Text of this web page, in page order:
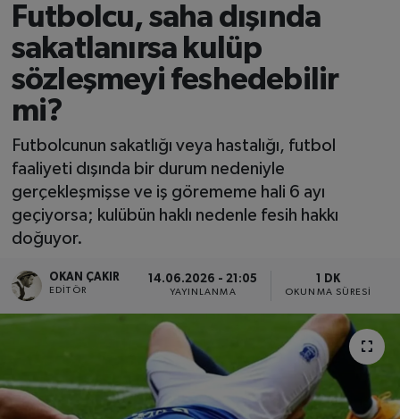
Futbolcu, saha dışında
sakatlanırsa kulüp
sözleşmeyi feshedebilir
mi?
Futbolcunun sakatlığı veya hastalığı, futbol
faaliyeti dışında bir durum nedeniyle
gerçekleşmişse ve iş görememe hali 6 ayı
geçiyorsa; kulübün haklı nedenle fesih hakkı
doğuyor.
OKAN ÇAKIR
EDITÖR
14.06.2026 - 21:05
YAYINLANMA
1 DK
OKUNMA SÜRESI
SAMSUN HABER
SAMSUNSPOR
TEKNOLOJİ
SPOR
YEMEK
Süper Lig Puan Durumu ve Fikstür
Tüm Manşetler
Haber Arşivi